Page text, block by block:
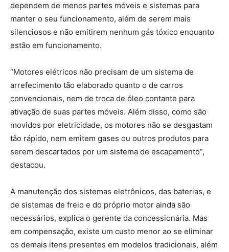
dependem de menos partes móveis e sistemas para
manter o seu funcionamento, além de serem mais
silenciosos e não emitirem nenhum gás tóxico enquanto
estão em funcionamento.
“Motores elétricos não precisam de um sistema de
arrefecimento tão elaborado quanto o de carros
convencionais, nem de troca de óleo contante para
ativação de suas partes móveis. Além disso, como são
movidos por eletricidade, os motores não se desgastam
tão rápido, nem emitem gases ou outros produtos para
serem descartados por um sistema de escapamento”,
destacou.
A manutenção dos sistemas eletrônicos, das baterias, e
de sistemas de freio e do próprio motor ainda são
necessários, explica o gerente da concessionária. Mas
em compensação, existe um custo menor ao se eliminar
os demais itens presentes em modelos tradicionais, além